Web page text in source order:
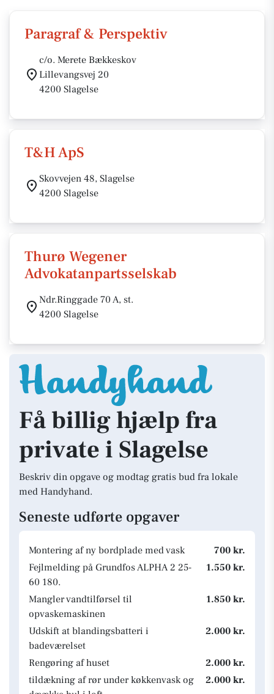
Paragraf & Perspektiv
c/o. Merete Bækkeskov
Lillevangsvej 20
4200 Slagelse
T&H ApS
Skovvejen 48, Slagelse
4200 Slagelse
Thurø Wegener
Advokatanpartsselskab
Ndr.Ringgade 70 A, st.
4200 Slagelse
Få billig hjælp fra
private i Slagelse
Beskriv din opgave og modtag gratis bud fra lokale
med Handyhand.
Seneste udførte opgaver
Montering af ny bordplade med vask
700 kr.
Fejlmelding på Grundfos ALPHA 2 25-
60 180.
1.550 kr.
Mangler vandtilførsel til
opvaskemaskinen
1.850 kr.
Udskift at blandingsbatteri i
badeværelset
2.000 kr.
Rengøring af huset
2.000 kr.
tildækning af rør under køkkenvask og
2.000 kr.